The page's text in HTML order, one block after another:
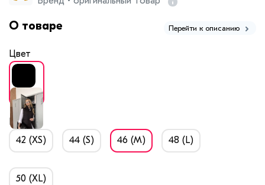
О товаре Перейти к описанию
Цвет
Размер
42 (XS)
44 (S) 46 (M) 48 (L)
50 (XL)